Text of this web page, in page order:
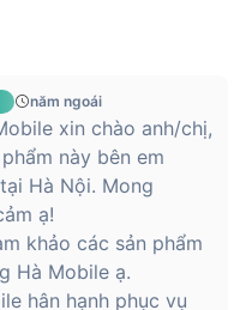
năm ngoái
xin chào anh/chị,
này bên em
Hà Nội. Mong
ạ!
khảo các sản phẩm
Hà Mobile ạ.
hân hạnh phục vụ